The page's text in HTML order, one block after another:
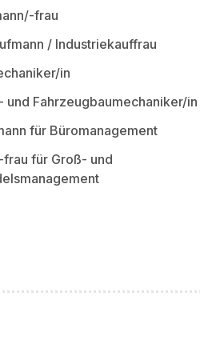
frau
/ Industriekauffrau
in
und Fahrzeugbaumechaniker/in
für Büromanagement
für Groß- und